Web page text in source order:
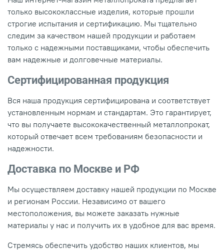
только высококлассные изделия, которые прошли
строгие испытания и сертификацию. Мы тщательно
следим за качеством нашей продукции и работаем
только с надежными поставщиками, чтобы обеспечить
вам надежные и долговечные материалы.
Сертифицированная продукция
Вся наша продукция сертифицирована и соответствует
установленным нормам и стандартам. Это гарантирует,
что вы получаете высококачественный металлопрокат,
который отвечает всем требованиям безопасности и
надежности.
Доставка по Москве и РФ
Мы осуществляем доставку нашей продукции по Москве
и регионам России. Независимо от вашего
местоположения, вы можете заказать нужные
материалы у нас и получить их в удобное для вас время.
Стремясь обеспечить удобство наших клиентов, мы